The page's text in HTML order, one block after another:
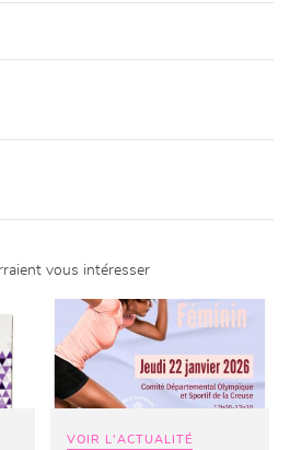
INSCRIPTION
Rejoignez-
vous intéresser
VOIR L'ACTUALITÉ